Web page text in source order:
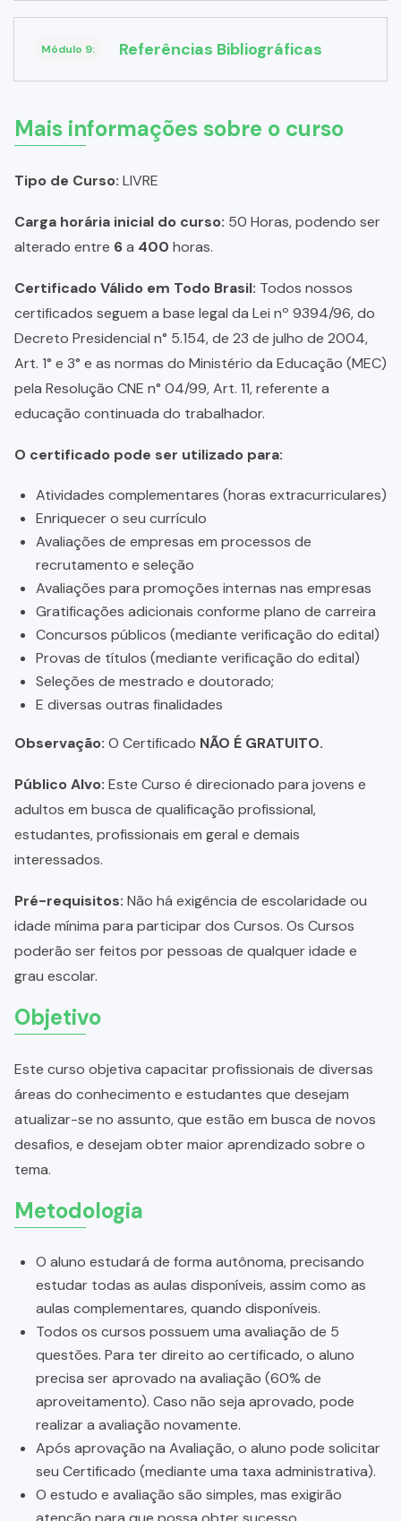
Módulo 9: Referências Bibliográficas
Mais informações sobre o curso
Tipo de Curso: LIVRE
Carga horária inicial do curso: 50 Horas, podendo ser
alterado entre 6a 400 horas.
Certificado Válido em Todo Brasil: Todos nossos
certificados seguem a base legal da Lei nº 9394/96, do
Decreto Presidencial n° 5.154, de 23 de julho de 2004,
Art. 1° e 3° e as normas do Ministério da Educação (MEC)
pela Resolução CNE n° 04/99, Art. 11, referente a
educação continuada do trabalhador.
O certificado pode ser utilizado para:
Atividades complementares (horas extracurriculares)
Enriquecer o seu currículo
Avaliações de empresas em processos de
recrutamento e seleção
Avaliações para promoções internas nas empresas
Gratificações adicionais conforme plano de carreira
Concursos públicos (mediante verificação do edital)
Provas de títulos (mediante verificação do edital)
Seleções de mestrado e doutorado;
E diversas outras finalidades
Observação: O Certificado NÃO É GRATUITO.
Público Alvo: Este Curso é direcionado para jovens e
adultos em busca de qualificação profissional,
estudantes, profissionais em geral e demais
interessados.
Pré-requisitos: Não há exigência de escolaridade ou
idade mínima para participar dos Cursos. Os Cursos
poderão ser feitos por pessoas de qualquer idade e
grau escolar.
Objetivo
Este curso objetiva capacitar profissionais de diversas
áreas do conhecimento e estudantes que desejam
atualizar-se no assunto, que estão em busca de novos
desafios, e desejam obter maior aprendizado sobre o
tema.
Metodologia
O aluno estudará de forma autônoma, precisando
estudar todas as aulas disponíveis, assim como as
aulas complementares, quando disponíveis.
Todos os cursos possuem uma avaliação de 5
questões. Para ter direito ao certificado, o aluno
precisa ser aprovado na avaliação (60% de
aproveitamento). Caso não seja aprovado, pode
realizar a avaliação novamente.
Após aprovação na Avaliação, o aluno pode solicitar
seu Certificado (mediante uma taxa administrativa).
O estudo e avaliação são simples, mas exigirão